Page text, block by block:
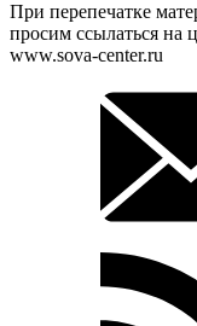
При перепечатке
просим ссылаться на
www.sova-center.ru